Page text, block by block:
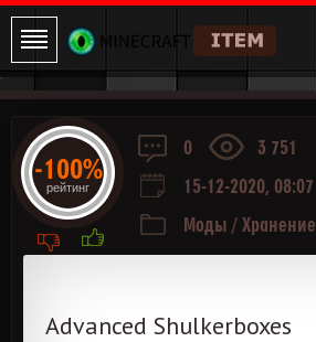
0
3 751
15-12-2020, 08:07
Моды / Хранение
Advanced Shulkerboxes
-100%
рейтинг